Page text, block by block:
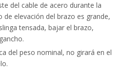
del cable de acero durante la
de elevación del brazo es grande,
tensada, bajar el brazo,
del peso nominal, no girará en el